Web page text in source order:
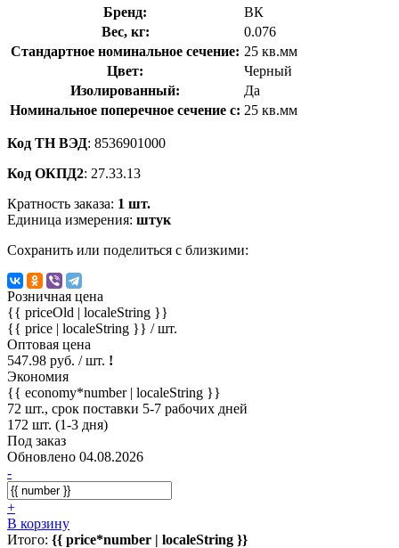
Бренд:
ВК
Вес, кг:
0.076
Стандартное номинальное сечение: 25 кв.мм
Цвет:
Черный
Изолированный:
Да
Номинальное поперечное сечение с: 25 кв.мм
Код ТН ВЭД: 8536901000
Код ОКПД2: 27.33.13
Кратность заказа: 1 шт.
Единица измерения: штук
Сохранить или поделиться с близкими:
Розничная цена
{{ priceOld | localeString }}
{{ price | localeString }} / шт.
Оптовая цена
547.98 руб. / шт. !
Экономия
{{ economy*number | localeString }}
72 шт., срок поставки 5-7 рабочих дней
172 шт. (1-3 дня)
Под заказ
Обновлено 04.08.2026
-
+
В корзину
Итого: {{ price*number | localeString }}